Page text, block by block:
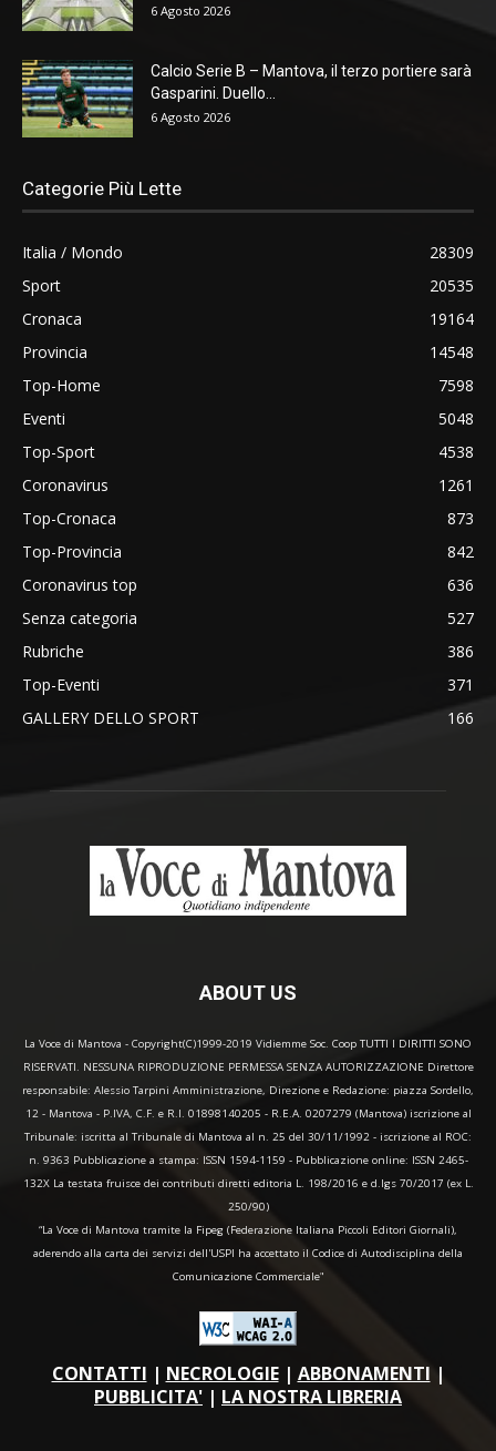
6 Agosto 2026
Calcio Serie B – Mantova, il terzo portiere sarà
Gasparini. Duello...
6 Agosto 2026
Categorie Più Lette
Italia / Mondo
28309
Sport
20535
Cronaca
19164
Provincia
14548
Top-Home
7598
Eventi
5048
Top-Sport
4538
Coronavirus
1261
Top-Cronaca
873
Top-Provincia
842
Coronavirus top
636
Senza categoria
527
Rubriche
386
Top-Eventi
371
GALLERY DELLO SPORT
166
ABOUT US
La Voce di Mantova - Copyright(C)1999-2019 Vidiemme Soc. Coop TUTTI I DIRITTI SONO
RISERVATI. NESSUNA RIPRODUZIONE PERMESSA SENZA AUTORIZZAZIONE Direttore
responsabile: Alessio Tarpini Amministrazione, Direzione e Redazione: piazza Sordello,
12 - Mantova - P.IVA, C.F. e R.I. 01898140205 - R.E.A. 0207279 (Mantova) iscrizione al
Tribunale: iscritta al Tribunale di Mantova al n. 25 del 30/11/1992 - iscrizione al ROC:
n. 9363 Pubblicazione a stampa: ISSN 1594-1159 - Pubblicazione online: ISSN 2465-
132X La testata fruisce dei contributi diretti editoria L. 198/2016 e d.lgs 70/2017 (ex L.
250/90)
“La Voce di Mantova tramite la Fipeg (Federazione Italiana Piccoli Editori Giornali),
aderendo alla carta dei servizi dell'USPI ha accettato il Codice di Autodisciplina della
Comunicazione Commerciale"
CONTATTI | NECROLOGIE| ABBONAMENTI |
PUBBLICITA' | LA NOSTRA LIBRERIA